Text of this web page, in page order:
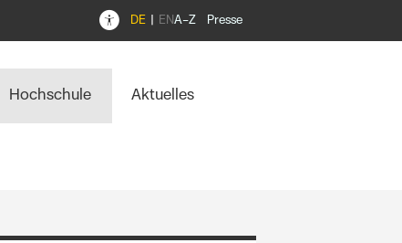
A–Z Presse
DE EN
Hochschule Aktuelles